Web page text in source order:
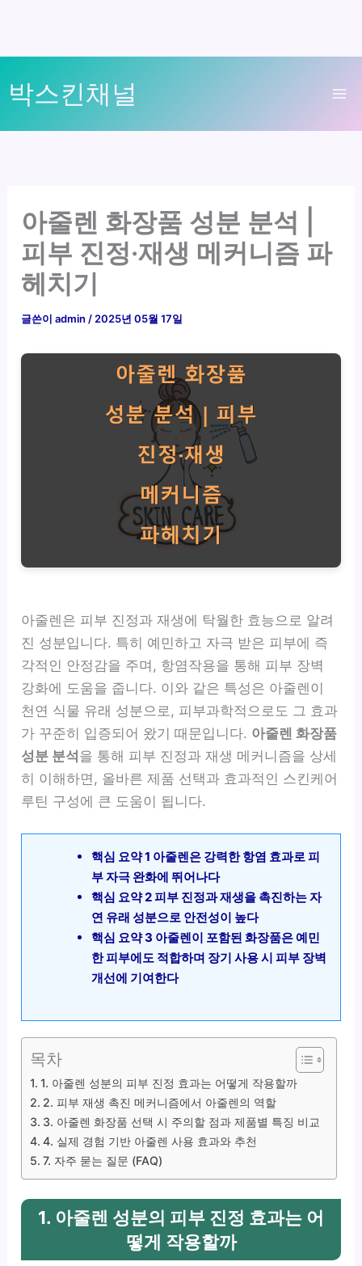
텐
로
박스킨채널
아줄렌 화장품 성분 분석 |
피부 진정·재생 메커니즘 파
헤치기
글쓴이admin / 2025년 05월 17일
아줄렌은 피부 진정과 재생에 탁월한 효능으로 알려
진 성분입니다. 특히 예민하고 자극 받은 피부에 즉
각적인 안정감을 주며, 항염작용을 통해 피부 장벽
강화에 도움을 줍니다. 이와 같은 특성은 아줄렌이
천연 식물 유래 성분으로, 피부과학적으로도 그 효과
가 꾸준히 입증되어 왔기 때문입니다. 아줄렌 화장품
성분 분석 을 통해 피부 진정과 재생 메커니즘을 상세
히 이해하면, 올바른 제품 선택과 효과적인 스킨케어
루틴 구성에 큰 도움이 됩니다.
핵심 요약 1 아줄렌은 강력한 항염 효과로 피
부 자극 완화에 뛰어나다
핵심 요약 2 피부 진정과 재생을 촉진하는 자
연 유래 성분으로 안전성이 높다
핵심 요약 3 아줄렌이 포함된 화장품은 예민
한 피부에도 적합하며 장기 사용 시 피부 장벽
개선에 기여한다
목차
1. 아줄렌 성분의 피부 진정 효과는 어떻게 작용할까
2. 피부 재생 촉진 메커니즘에서 아줄렌의 역할
3. 아줄렌 화장품 선택 시 주의할 점과 제품별 특징 비교
4. 실제 경험 기반 아줄렌 사용 효과와 추천
7. 자주 묻는 질문 (FAQ)
1. 아줄렌 성분의 피부 진정 효과는 어
떻게 작용할까